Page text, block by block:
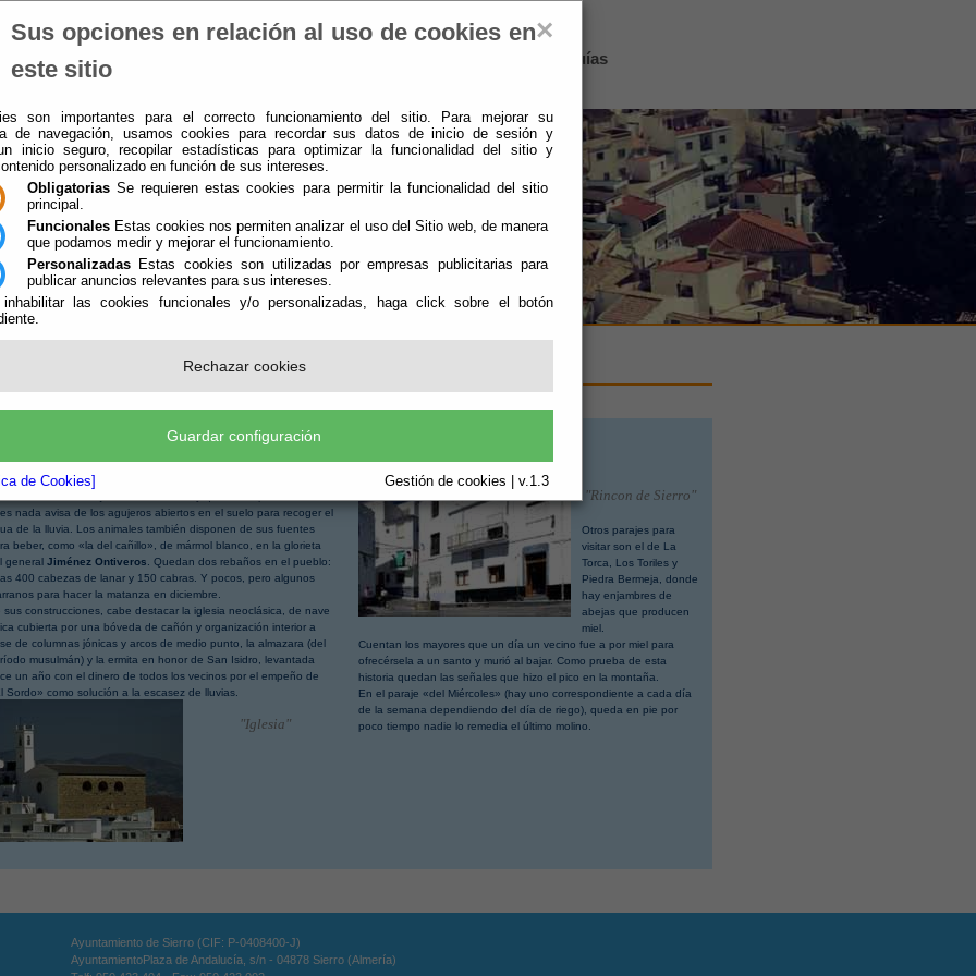
×
Sus opciones en relación al uso de cookies en
este sitio
son importantes para el correcto funcionamiento del sitio. Para mejorar su
de navegación, usamos cookies para recordar sus datos de inicio de sesión y
inicio seguro, recopilar estadísticas para optimizar la funcionalidad del sitio y
personalizado en función de sus intereses.
Obligatorias Se requieren estas cookies para permitir la funcionalidad del sitio
principal.
Funcionales Estas cookies nos permiten analizar el uso del Sitio web, de manera
que podamos medir y mejorar el funcionamiento.
Personalizadas Estas cookies son utilizadas por empresas publicitarias para
publicar anuncios relevantes para sus intereses.
las cookies funcionales y/o personalizadas, haga click sobre el botón
Rechazar cookies
Guardar configuración
de Cookies] Gestión de cookies | v.1.3
El Ayuntamiento Guías
antiguo aljibe, de la época morisca, está situado sobre el pueblo
nada avisa de los agujeros abiertos en el suelo para recoger el
de la lluvia. Los animales también disponen de sus fuentes
beber, como «la del cañillo», de mármol blanco, en la glorieta
general Jiménez Ontiveros . Quedan dos rebaños en el pueblo:
400 cabezas de lanar y 150 cabras. Y pocos, pero algunos
para hacer la matanza en diciembre.
sus construcciones, cabe destacar la iglesia neoclásica, de nave
cubierta por una bóveda de cañón y organización interior a
de columnas jónicas y arcos de medio punto, la almazara (del
musulmán) y la ermita en honor de San Isidro, levantada
un año con el dinero de todos los vecinos por el empeño de
Sordo» como solución a la escasez de lluvias.
"Iglesia"
"Rincon de Sierro"
Otros parajes para
visitar son el de La
Torca, Los Toriles y
Piedra Bermeja, donde
hay enjambres de
abejas que producen
miel.
Cuentan los mayores que un día un vecino fue a por miel para
ofrecérsela a un santo y murió al bajar. Como prueba de esta
historia quedan las señales que hizo el pico en la montaña.
En el paraje «del Miércoles» (hay uno correspondiente a cada día
de la semana dependiendo del día de riego), queda en pie por
poco tiempo nadie lo remedia el último molino.
Ayuntamiento de Sierro (CIF: P-0408400-J)
AyuntamientoPlaza de Andalucía, s/n - 04878 Sierro (Almería)